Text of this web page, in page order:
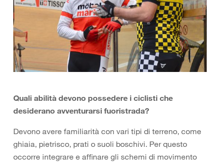
Quali abilità devono possedere i ciclisti che
desiderano avventurarsi fuoristrada?
Devono avere familiarità con vari tipi di terreno, come
ghiaia, pietrisco, prati o suoli boschivi. Per questo
occorre integrare e affinare gli schemi di movimento